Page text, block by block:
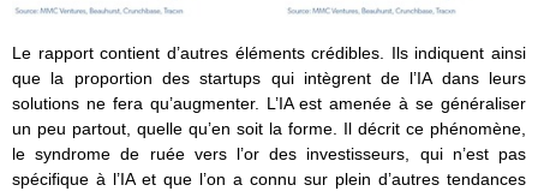
Le rapport contient d’autres éléments crédibles. Ils indiquent ainsi
que la proportion des startups qui intègrent de l’IA dans leurs
solutions ne fera qu’augmenter. L’IA est amenée à se généraliser
un peu partout, quelle qu’en soit la forme. Il décrit ce phénomène,
le syndrome de ruée vers l’or des investisseurs, qui n’est pas
spécifique à l’IA et que l’on a connu sur plein d’autres tendances